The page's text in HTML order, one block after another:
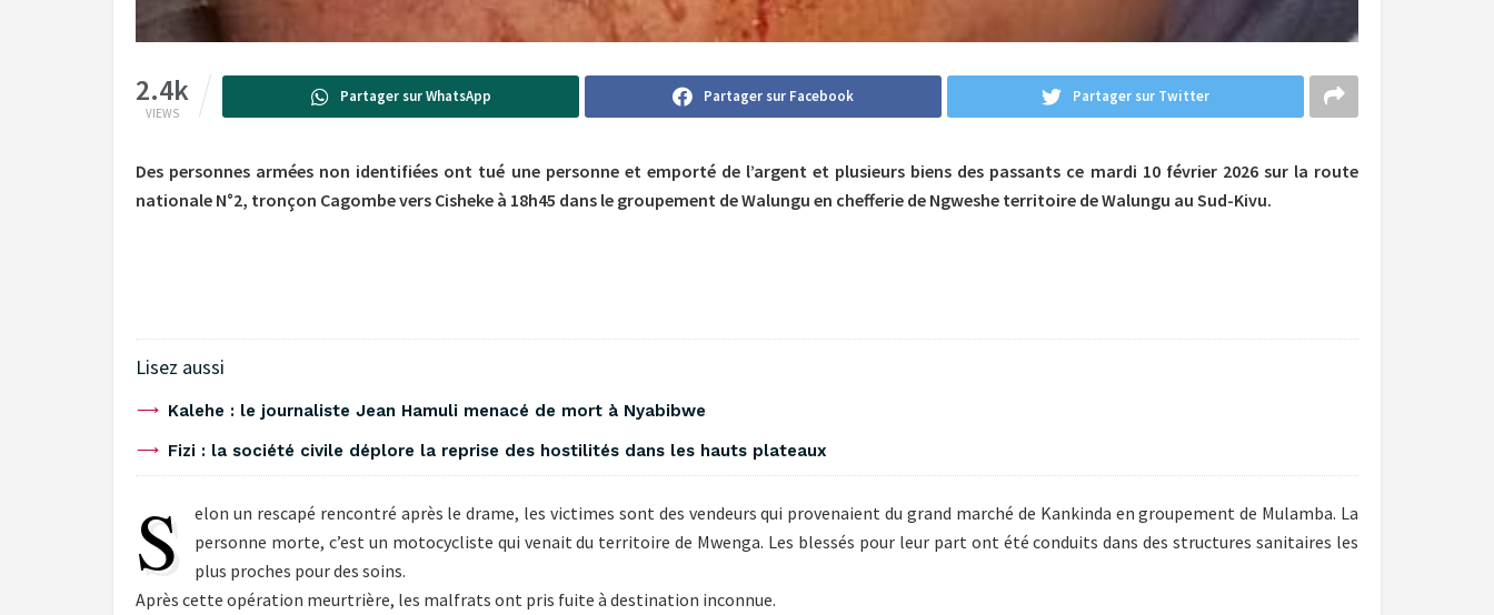
2.4k
VIEWS
Partager sur WhatsApp Partager sur Facebook Partager sur Twitter
Des personnes armées non identifiées ont tué une personne et emporté de l’argent et plusieurs biens des passants ce mardi 10 février 2026 sur la route
nationale N°2, tronçon Cagombe vers Cisheke à 18h45 dans le groupement de Walungu en chefferie de Ngweshe territoire de Walungu au Sud-Kivu.
Lisez aussi
‎Kalehe : le journaliste Jean Hamuli menacé de mort à Nyabibwe ‎
‎Fizi : la société civile déplore la reprise des hostilités dans les hauts plateaux ‎
S
elon un rescapé rencontré après le drame, les victimes sont des vendeurs qui provenaient du grand marché de Kankinda en groupement de Mulamba. La
personne morte, c’est un motocycliste qui venait du territoire de Mwenga. Les blessés pour leur part ont été conduits dans des structures sanitaires les
plus proches pour des soins.
Après cette opération meurtrière, les malfrats ont pris fuite à destination inconnue.